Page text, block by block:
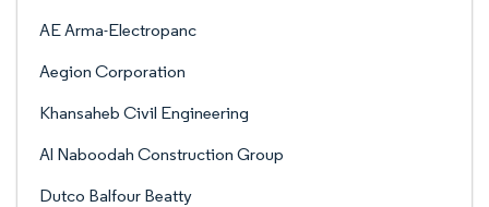
AE Arma-Electropanc
Aegion Corporation
Khansaheb Civil Engineering
Al Naboodah Construction Group
Dutco Balfour Beatty